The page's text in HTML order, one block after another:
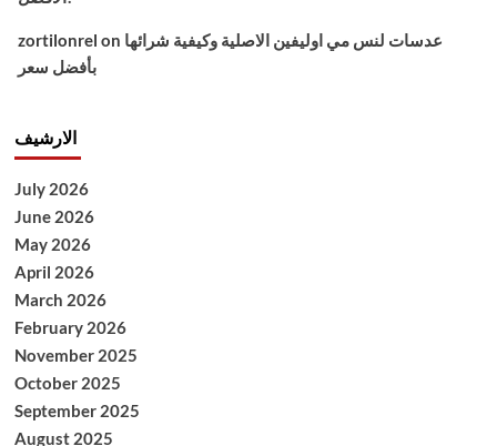
zortilonrel on عدسات لنس مي اوليفين الاصلية وكيفية شرائها
بأفضل سعر
الارشيف
July 2026
June 2026
May 2026
April 2026
March 2026
February 2026
November 2025
October 2025
September 2025
August 2025